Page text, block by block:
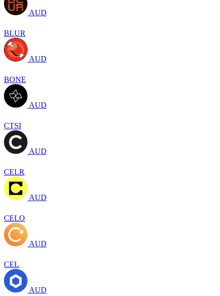
AUD
BLUR
AUD
BONE
AUD
CTSI
AUD
CELR
AUD
CELO
AUD
CEL
AUD